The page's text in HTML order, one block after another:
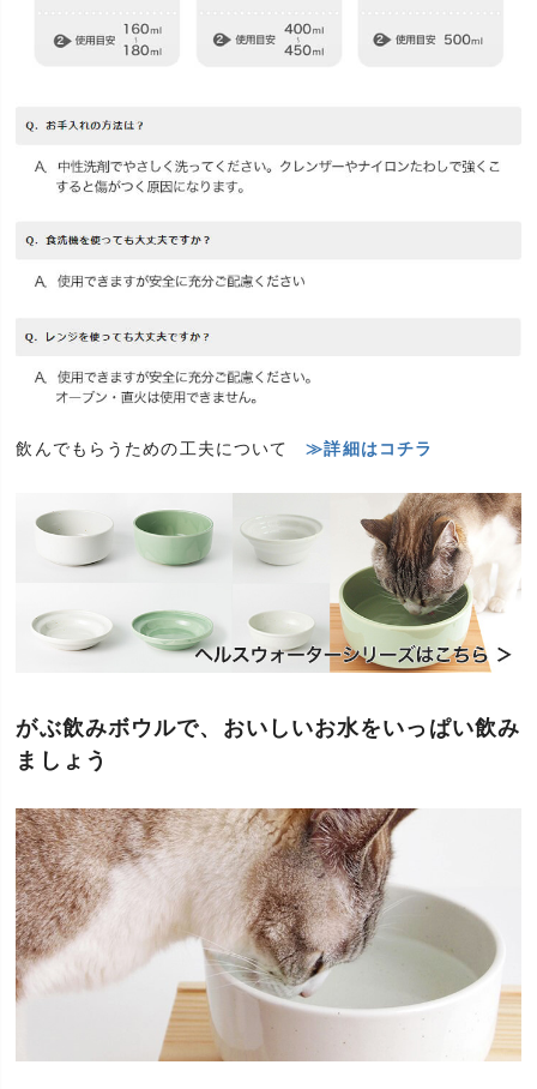
飲んでもらうための工夫について ≫詳細はコチラ
がぶ飲みボウルで、おいしいお水をいっぱい飲み
ましょう